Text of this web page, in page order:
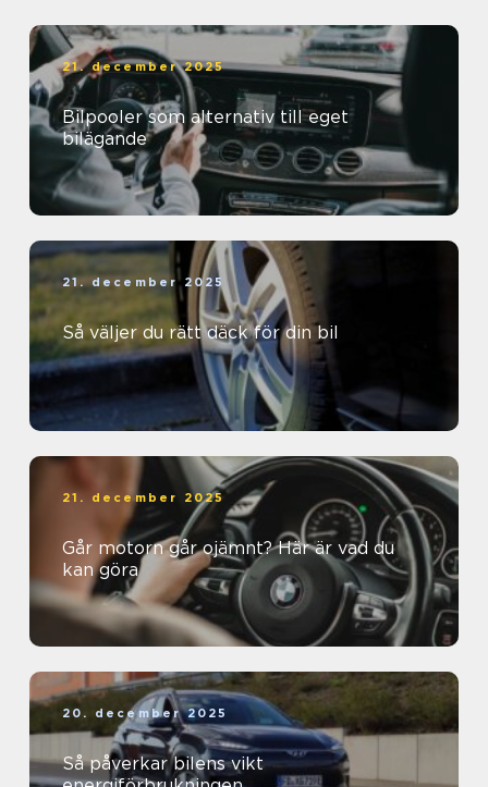
21. december 2025
Bilpooler som alternativ till eget
bilägande
21. december 2025
Så väljer du rätt däck för din bil
21. december 2025
Går motorn går ojämnt? Här är vad du
kan göra
20. december 2025
Så påverkar bilens vikt